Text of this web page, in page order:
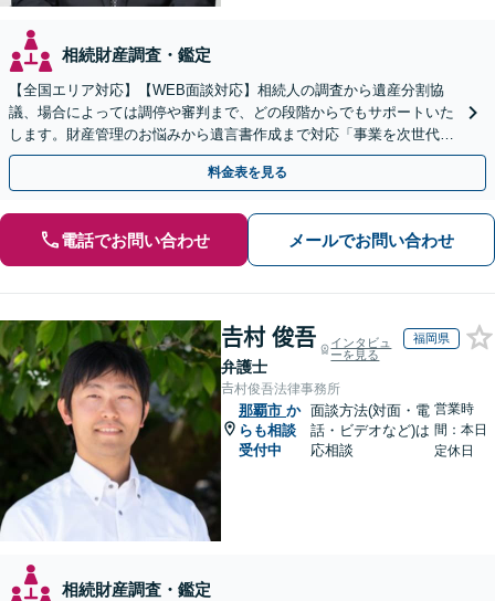
相続財産調査・鑑定
【全国エリア対応】【WEB面談対応】相続人の調査から遺産分割協
議、場合によっては調停や審判まで、どの段階からでもサポートいた
します。財産管理のお悩みから遺言書作成まで対応「事業を次世代に
引き継ぐ安心の事業承継をサポート」【完全個室相談】
料金表を見る
電話でお問い合わせ メールでお問い合わせ
𠮷村 俊吾
弁護士
インタビュ
ーを見る
福岡県
𠮷村俊吾法律事務所
那覇市 か
らも相談
受付中
面談方法(対面・電
話・ビデオなど)は
応相談
営業時
間：本日
定休日
相続財産調査・鑑定